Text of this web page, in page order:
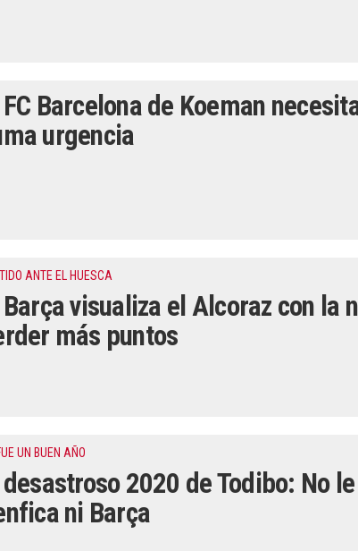
FC Barcelona de Koeman
urgencia
ANTE EL HUESCA
Barça visualiza el Alcoraz con la
más puntos
UN BUEN AÑO
desastroso 2020 de Todibo: No
ni Barça